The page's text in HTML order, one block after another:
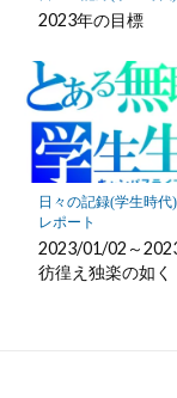
2023年の目標
日々の記録(学生時代)
レポート
2023/01/02～
彷徨え独楽の如く